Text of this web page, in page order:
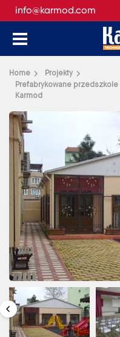
info@karmod.com
Home
Projekty
Prefabrykowane przedszkole
Karmod